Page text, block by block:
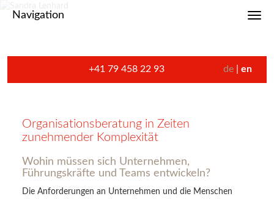
Navigation
+41 79 458 22 93 de en
Organisationsberatung in Zeiten
zunehmender Komplexität
Wohin müssen sich Unternehmen,
Führungskräfte und Teams entwickeln?
Die Anforderungen an Unternehmen und die Menschen